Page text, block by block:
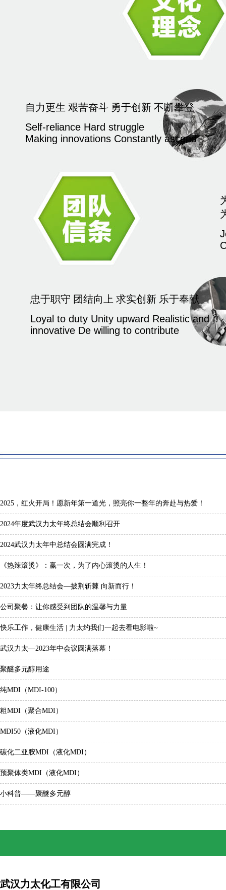
自力更生 艰苦奋斗 勇于创新 不断攀登
Self-reliance Hard struggle
Making innovations Constantly ascend
忠于职守 团结向上 求实创新 乐于奉献
Loyal to duty Unity upward Realistic and
innovative De willing to contribute
2025，红火开局！愿新年第一道光，照亮你一整年的奔赴与热爱！
2024年度武汉力太年终总结会顺利召开
2024武汉力太年中总结会圆满完成！
《热辣滚烫》：赢一次，为了内心滚烫的人生！
2023力太年终总结会—披荆斩棘 向新而行！
公司聚餐：让你感受到团队的温馨与力量
快乐工作，健康生活 | 力太约我们一起去看电影啦~
武汉力太—2023年中会议圆满落幕！
聚醚多元醇用途
纯MDI（MDI-100）
粗MDI（聚合MDI）
MDI50（液化MDI）
碳化二亚胺MDI（液化MDI）
预聚体类MDI（液化MDI）
小科普——聚醚多元醇
武汉力太化工有限公司